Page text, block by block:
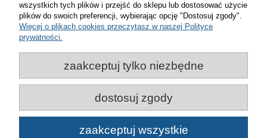
Pomoc
Moje konto
Informacje
© Miasto Bydgoszcz | Bydgoskie Centrum Informacji 2021-
wszystkich tych plików i przejść do sklepu lub dostosować użycie
plików do swoich preferencji, wybierając opcję "Dostosuj zgody".
Więcej o plikach cookies przeczytasz w naszej Polityce
prywatności.
zaakceptuj tylko niezbędne
dostosuj zgody
zaakceptuj wszystkie